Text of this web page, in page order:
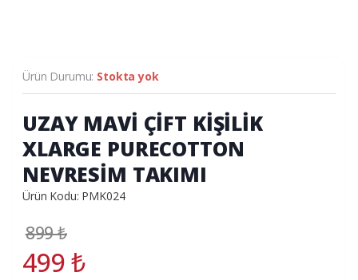
Ürün Durumu: Stokta yok
UZAY MAVİ ÇİFT KİŞİLİK
XLARGE PURECOTTON
NEVRESİM TAKIMI
Ürün Kodu: PMK024
899₺
499₺